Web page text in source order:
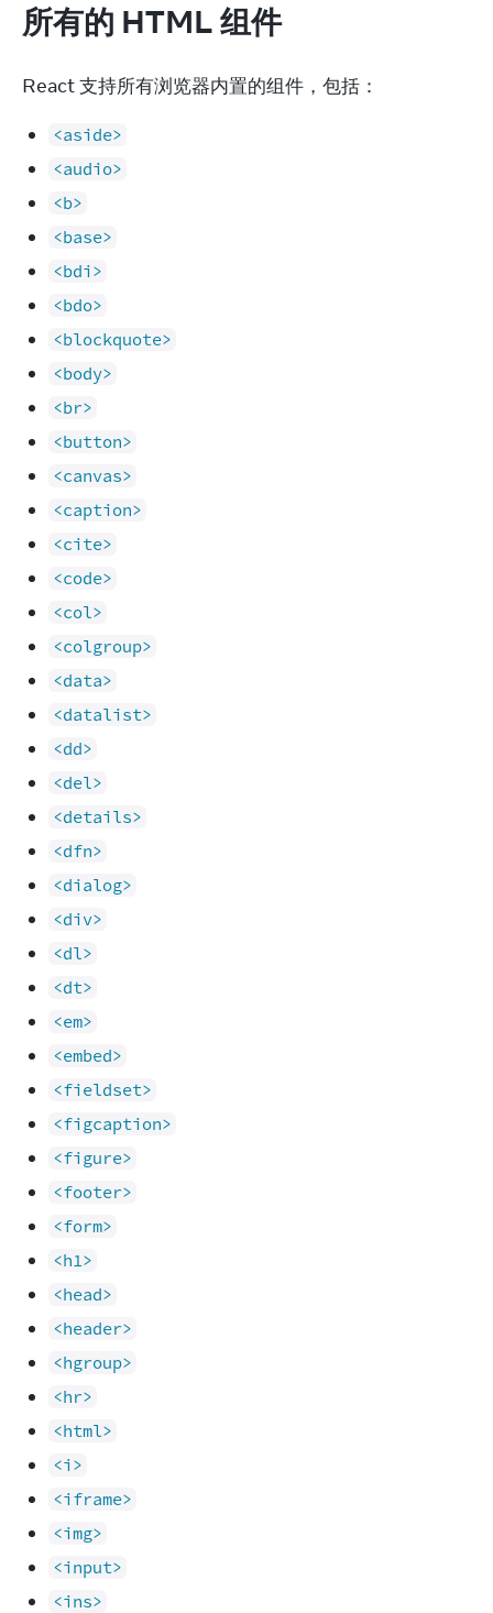
所有的 HTML 组件
React 支持所有浏览器内置的组件，包括：
<aside>
<audio>
<b>
<base>
<bdi>
<bdo>
<blockquote>
<body>
<br>
<button>
<canvas>
<caption>
<cite>
<code>
<col>
<colgroup>
<data>
<datalist>
<dd>
<del>
<details>
<dfn>
<dialog>
<div>
<dl>
<dt>
<em>
<embed>
<fieldset>
<figcaption>
<figure>
<footer>
<form>
<h1>
<head>
<header>
<hgroup>
<hr>
<html>
<i>
<iframe>
<img>
<input>
<ins>